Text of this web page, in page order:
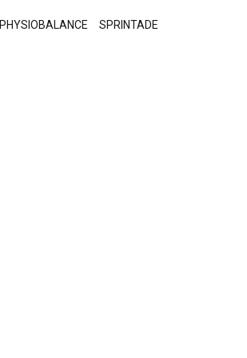
PHYSIOBALANCE SPRINTADE